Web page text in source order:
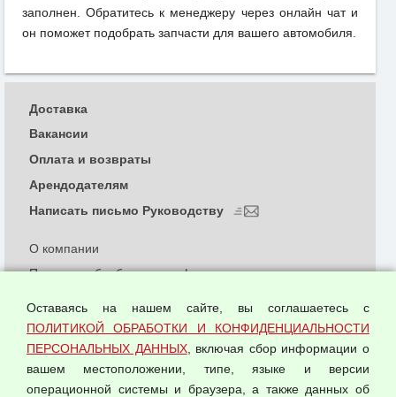
заполнен. Обратитесь к менеджеру через онлайн чат и
он поможет подобрать запчасти для вашего автомобиля.
О компании
Политика обработки и конфиденциальности
Согласием на обработку персональных данных
Оферта оптовой купли-продажи
Публичная оферта
Доставка
Вакансии
Оплата и возвраты
Арендодателям
Написать письмо Руководству
Оставаясь на нашем сайте, вы соглашаетесь с
ПОЛИТИКОЙ ОБРАБОТКИ И КОНФИДЕНЦИАЛЬНОСТИ
ПЕРСОНАЛЬНЫХ ДАННЫХ, включая сбор информации о
вашем местоположении, типе, языке и версии
операционной системы и браузера, а также данных об